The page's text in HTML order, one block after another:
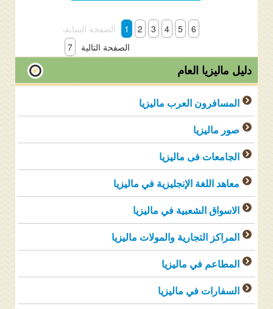
الصفحة السابقة 1 2 3 4 5
6
7
الصفحة التالية
دليل ماليزيا العام
المسافرون العرب ماليزيا
صور ماليزيا
الجامعات فى ماليزيا
معاهد اللغة الإنجليزية في ماليزيا
الاسواق الشعبية في ماليزيا
المراكز التجارية والمولات ماليزيا
المطاعم في ماليزيا
السفارات في ماليزيا